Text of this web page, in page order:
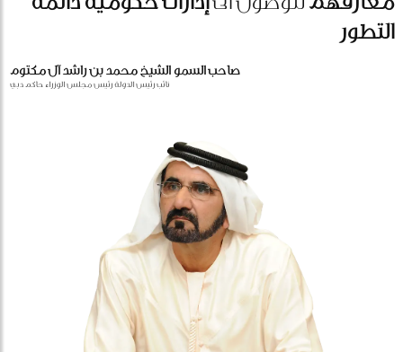
التطور
صاحب السمو الشيخ محمد بن راشد آل مكتوم
نائب رئيس الدولة رئيس مجلس الوزراء حاكم دبي